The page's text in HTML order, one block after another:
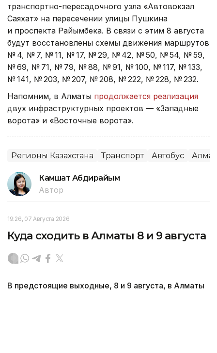
транспортно-пересадочного узла «Автовокзал
Саяхат» на пересечении улицы Пушкина
и проспекта Райымбека. В связи с этим 8 августа
будут восстановлены схемы движения маршрутов
№ 4, № 7, № 11, № 17, № 29, № 42, № 50, № 54, № 59,
№ 69, № 71, № 79, № 88, № 91, № 100, № 117, № 133,
№ 141, № 203, № 207, № 208, № 222, № 228, № 232.
Напомним, в Алматы продолжается реализация
двух инфраструктурных проектов — «Западные
ворота» и «Восточные ворота».
Регионы Казахстана Транспорт Автобус
Камшат Абдирайым
Автор
19:26, 07 Августа 2026
Куда сходить в Алматы 8 и 9 августа
В предстоящие выходные, 8 и 9 августа, в Алматы